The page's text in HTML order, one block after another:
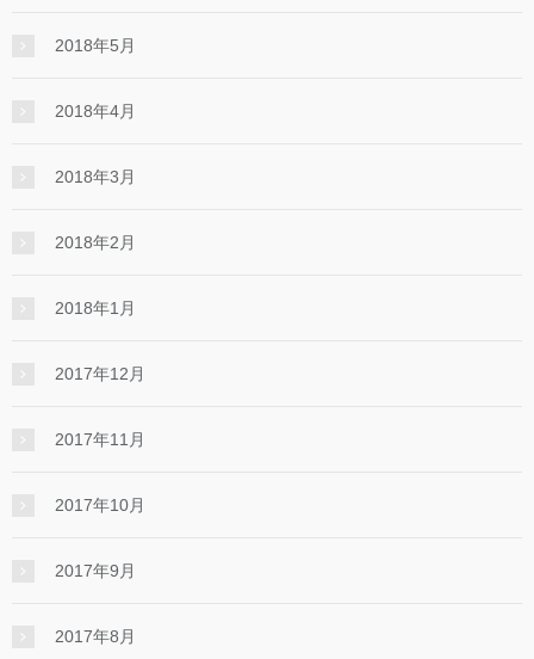
2018年5月
2018年4月
2018年3月
2018年2月
2018年1月
2017年12月
2017年11月
2017年10月
2017年9月
2017年8月